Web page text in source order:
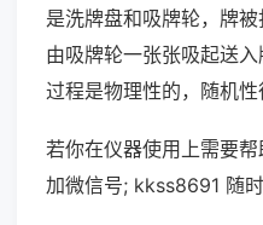
是洗牌盘和吸牌轮，牌
由吸牌轮一张张吸起送
过程是物理性的，随机性
若你在仪器使用上需要
加微信号; kkss8691 随时